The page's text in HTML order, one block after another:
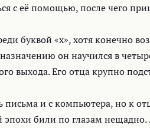
с её помощью, после чего
буквой «х», хотя конечно
он научился в
выхода. Его отца крупно
и с компьютера, но к
били по глазам нещадно.